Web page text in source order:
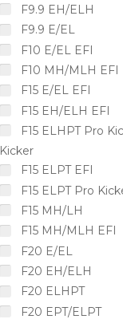
F9.9 EH/ELH
F9.9 E/EL
F10 E/EL EFI
F10 MH/MLH EFI
F15 E/EL EFI
F15 EH/ELH EFI
F15 ELHPT Pro
Kicker
F15 ELPT EFI
F15 ELPT Pro
F15 MH/LH
F15 MH/MLH EFI
F20 E/EL
F20 EH/ELH
F20 ELHPT
F20 EPT/ELPT